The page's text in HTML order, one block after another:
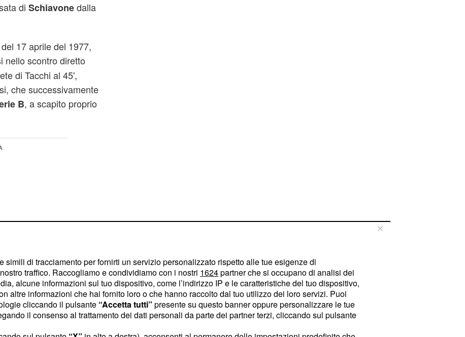
di Schiavonedalla
17 aprile del 1977,
nello scontro diretto
di Tacchi al 45',
che successivamente
B, a scapito proprio
campo, ilBariaggancia
simili di tracciamento per fornirti un servizio personalizzato rispetto alle tue esigenze di
traffico. Raccogliamo e condividiamo con i nostri 1624partner che si occupano di analisi dei
alcune informazioni sul tuo dispositivo, come l’indirizzo IP e le caratteristiche del tuo dispositivo,
altre informazioni che hai fornito loro o che hanno raccolto dal tuo utilizzo dei loro servizi. Puoi
cliccando il pulsante “Accetta tutti” presente su questo banner oppure personalizzare le tue
il consenso al trattamento dei dati personali da parte dei partner terzi, cliccando sul pulsante